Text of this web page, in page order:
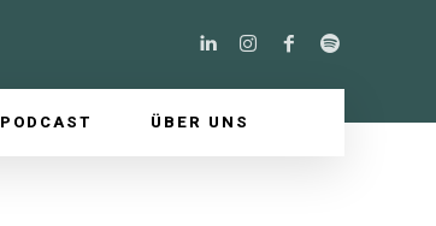
PODCAST ÜBER UNS